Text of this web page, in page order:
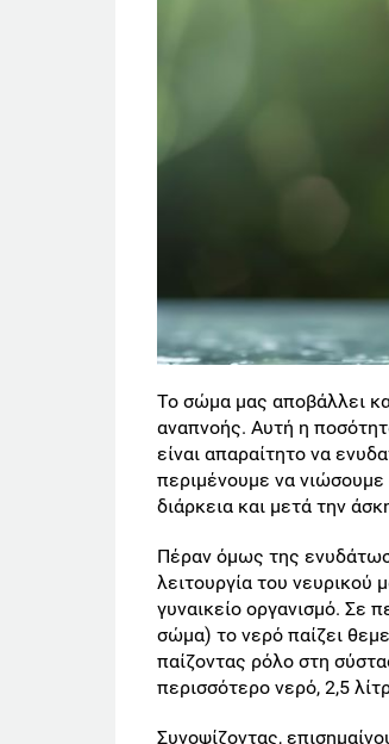
Το σώμα μας αποβάλλει
αναπνοής. Αυτή η
είναι απαραίτητο να
περιμένουμε να
διάρκεια και μετά την
Πέραν όμως της
λειτουργία του νευρικού
γυναικείο οργανισμό. Σε
σώμα) το νερό παίζει
παίζοντας ρόλο στη
περισσότερο νερό, 2,5
Συνοψίζοντας,